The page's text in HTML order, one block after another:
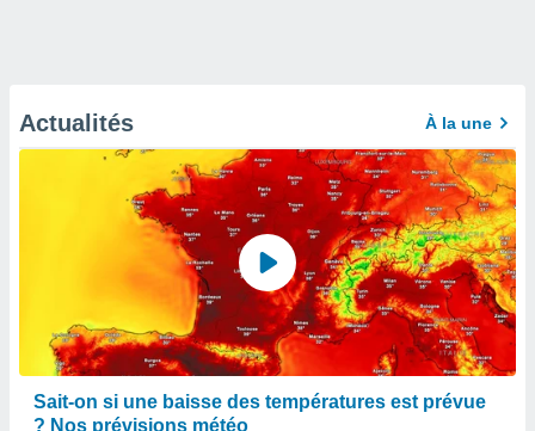
Actualités À la une
Sait-on si une baisse des températures est prévue
? Nos prévisions météo